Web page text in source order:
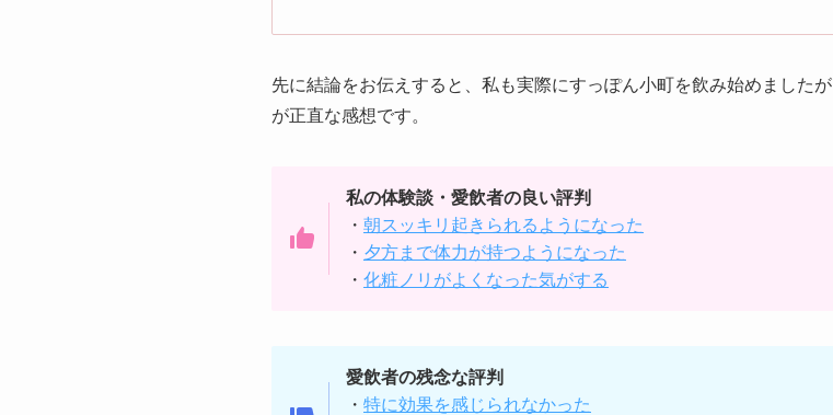
先に結論をお伝えすると、私も実際にすっぽん小町を飲み始めましたが
が正直な感想です。
私の体験談・愛飲者の良い評判
・ 朝スッキリ起きられるようになった
・ 夕方まで体力が持つようになった
・ 化粧ノリがよくなった気がする
愛飲者の残念な評判
・ 特に効果を感じられなかった